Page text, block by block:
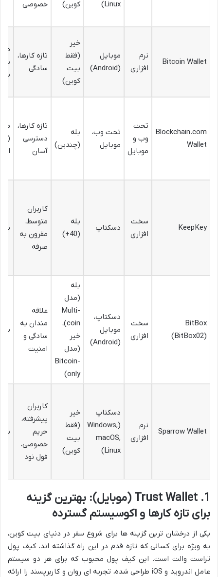
Linux) کوین) خصوصی
Bitcoin Wallet
نرم
افزاری
موبایل
(Android)
خیر
(فقط
بیت
کوین)
تازه کارها،
سادگی
Blockchain.com
Wallet
تحت
وب و
موبایل
تحت وب،
موبایل
بله
(چندین)
تازه کارها،
دسترسی
آسان
KeepKey
سخت
افزاری
دسکتاپ
بله
(40+)
کاربران
متوسط،
مقرون به
صرفه
بالا
BitBox
(BitBox02)
سخت
افزاری
دسکتاپ،
موبایل
(Android)
بله
(مدل
Multi-
coin)،
خیر
(مدل
Bitcoin-
only)
علاقه
مندان به
سادگی و
امنیت
بالا
Sparrow Wallet
نرم
افزاری
دسکتاپ
(Windows,
macOS,
Linux)
خیر
(فقط
بیت
کوین)
کاربران
پیشرفته،
حریم
خصوصی،
فول نود
1. Trust Wallet (موبایل): بهترین گزینه
برای تازه کارها و اکوسیستم گسترده
یکی از درخشان ترین گزینه ها برای شروع سفر در دنیای بیت کوین،
به ویژه برای کسانی که تازه قدم در این راه گذاشته اند، کیف پول
تراست والت است. این کیف پول محبوب که برای هر دو سیستم
عامل اندروید و iOS طراحی شده، تجربه ای روان و کاربرپسند را ارائه